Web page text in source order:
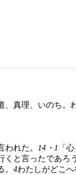
、真理、いのち。
れた。 14・1 「
と言ったであろ
4わたしがどこ